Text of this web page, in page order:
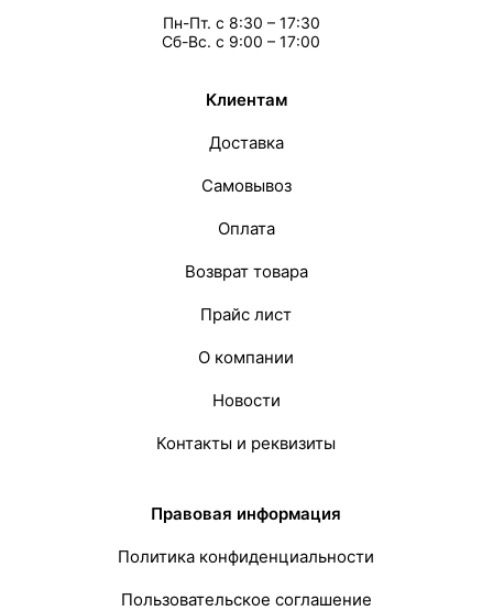
Пн-Пт. с 8:30 – 17:30
Сб-Вс. с 9:00 – 17:00
Клиентам
Доставка
Самовывоз
Оплата
Возврат товара
Прайс лист
О компании
Новости
Контакты и реквизиты
Правовая информация
Политика конфиденциальности
Пользовательское соглашение